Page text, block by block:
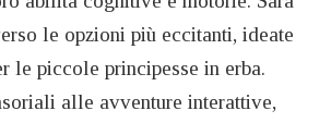
le opzioni più eccitanti, ideate
le piccole principesse in erba.
alle avventure interattive,